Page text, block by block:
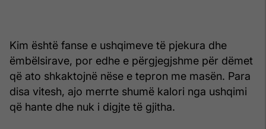
Kim është fanse e ushqimeve të pjekura dhe
ëmbëlsirave, por edhe e përgjegjshme për dëmet
që ato shkaktojnë nëse e tepron me masën. Para
disa vitesh, ajo merrte shumë kalori nga ushqimi
që hante dhe nuk i digjte të gjitha.